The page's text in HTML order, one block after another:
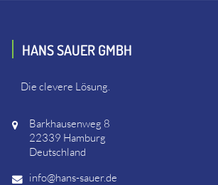
HANS SAUER GMBH
Die clevere Lösung.
Barkhausenweg 8
22339 Hamburg
Deutschland
info@hans-sauer.de